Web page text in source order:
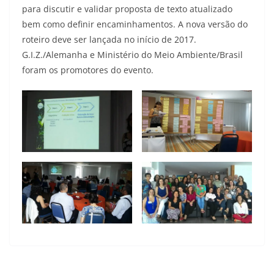
para discutir e validar proposta de texto atualizado
bem como definir encaminhamentos. A nova versão do
roteiro deve ser lançada no início de 2017.
G.I.Z./Alemanha e Ministério do Meio Ambiente/Brasil
foram os promotores do evento.